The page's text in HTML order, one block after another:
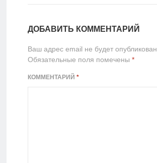
ДОБАВИТЬ КОММЕНТАРИЙ
Ваш адрес email не будет опубликован.
Обязательные поля помечены *
КОММЕНТАРИЙ *